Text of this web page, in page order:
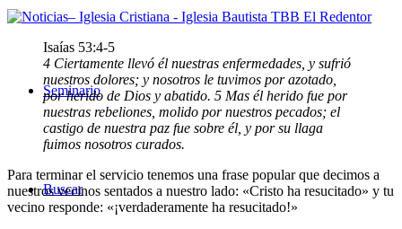
Seminario
Buscar
Isaías 53:4-5
4 Ciertamente llevó él nuestras enfermedades, y sufrió
nuestros dolores; y nosotros le tuvimos por azotado,
por herido de Dios y abatido. 5 Mas él herido fue por
nuestras rebeliones, molido por nuestros pecados; el
castigo de nuestra paz fue sobre él, y por su llaga
fuimos nosotros curados.
Para terminar el servicio tenemos una frase popular que decimos a
nuestros vecinos sentados a nuestro lado: «Cristo ha resucitado» y tu
vecino responde: «¡verdaderamente ha resucitado!»